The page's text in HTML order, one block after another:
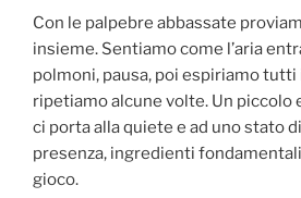
Con le palpebre abbassate
insieme. Sentiamo come l’aria
polmoni, pausa, poi espiriamo tutti
ripetiamo alcune volte. Un piccolo
ci porta alla quiete e ad uno stato
presenza, ingredienti
gioco.